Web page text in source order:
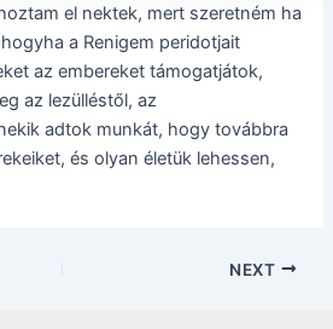
el nektek, mert szeretném ha
a Renigem peridotjait
az embereket támogatjátok,
az lezülléstől, az
adtok munkát, hogy továbbra
és olyan életük lehessen,
NEXT